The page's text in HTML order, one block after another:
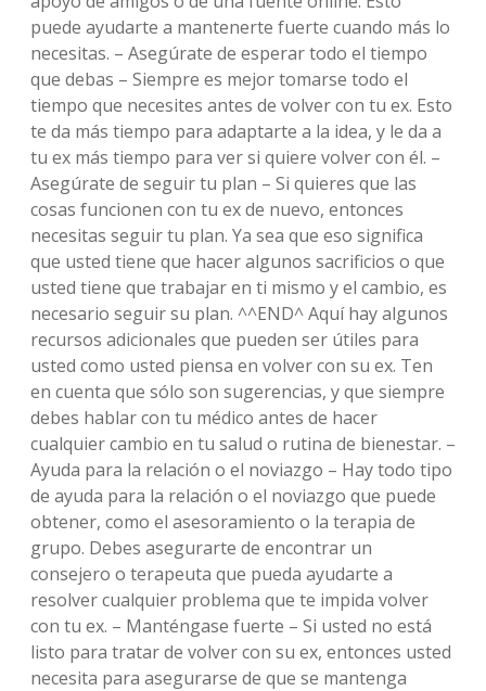
puede ayudarte a mantenerte fuerte cuando más lo
necesitas. – Asegúrate de esperar todo el tiempo
que debas – Siempre es mejor tomarse todo el
tiempo que necesites antes de volver con tu ex. Esto
te da más tiempo para adaptarte a la idea, y le da a
tu ex más tiempo para ver si quiere volver con él. –
Asegúrate de seguir tu plan – Si quieres que las
cosas funcionen con tu ex de nuevo, entonces
necesitas seguir tu plan. Ya sea que eso significa
que usted tiene que hacer algunos sacrificios o que
usted tiene que trabajar en ti mismo y el cambio, es
necesario seguir su plan. ^^END^ Aquí hay algunos
recursos adicionales que pueden ser útiles para
usted como usted piensa en volver con su ex. Ten
en cuenta que sólo son sugerencias, y que siempre
debes hablar con tu médico antes de hacer
cualquier cambio en tu salud o rutina de bienestar. –
Ayuda para la relación o el noviazgo – Hay todo tipo
de ayuda para la relación o el noviazgo que puede
obtener, como el asesoramiento o la terapia de
grupo. Debes asegurarte de encontrar un
consejero o terapeuta que pueda ayudarte a
resolver cualquier problema que te impida volver
con tu ex. – Manténgase fuerte – Si usted no está
listo para tratar de volver con su ex, entonces usted
necesita para asegurarse de que se mantenga